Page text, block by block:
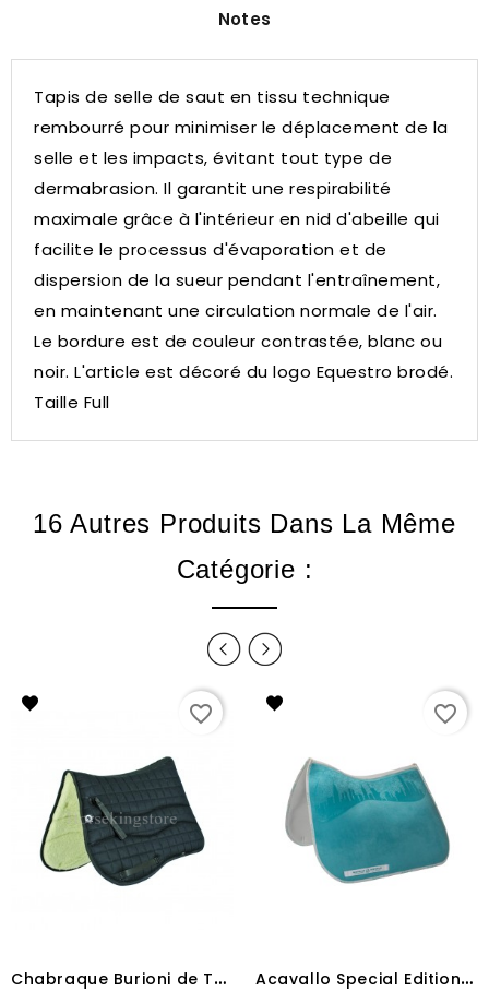
Notes
Tapis de selle de saut en tissu technique
rembourré pour minimiser le déplacement de la
selle et les impacts, évitant tout type de
dermabrasion. Il garantit une respirabilité
maximale grâce à l'intérieur en nid d'abeille qui
facilite le processus d'évaporation et de
dispersion de la sueur pendant l'entraînement,
en maintenant une circulation normale de l'air.
Le bordure est de couleur contrastée, blanc ou
noir. L'article est décoré du logo Equestro brodé.
Taille Full
16 Autres Produits Dans La Même
Catégorie :
favorite_border
C
habraque Burioni de Trekking Richards
favorite_border
A
cavallo Special Edition saddle pad DS CW-3DS louvre & bamboo silicone grip